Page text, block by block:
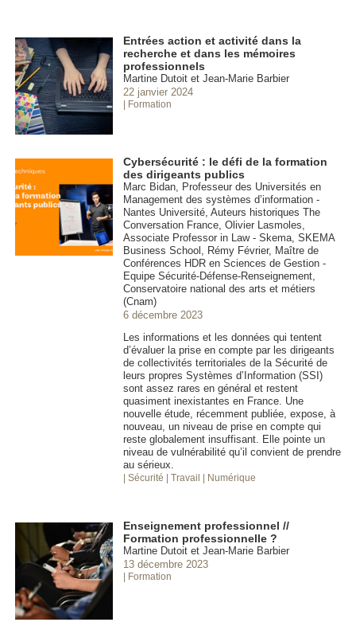
Entrées action et activité dans la
recherche et dans les mémoires
professionnels
Martine Dutoit et Jean-Marie Barbier
22 janvier 2024
| Formation
Cybersécurité : le défi de la formation
des dirigeants publics
Marc Bidan, Professeur des Universités en
Management des systèmes d’information -
Nantes Université, Auteurs historiques The
Conversation France, Olivier Lasmoles,
Associate Professor in Law - Skema, SKEMA
Business School, Rémy Février, Maître de
Conférences HDR en Sciences de Gestion -
Equipe Sécurité-Défense-Renseignement,
Conservatoire national des arts et métiers
(Cnam)
6 décembre 2023
Les informations et les données qui tentent
d’évaluer la prise en compte par les dirigeants
de collectivités territoriales de la Sécurité de
leurs propres Systèmes d’Information (SSI)
sont assez rares en général et restent
quasiment inexistantes en France. Une
nouvelle étude, récemment publiée, expose, à
nouveau, un niveau de prise en compte qui
reste globalement insuffisant. Elle pointe un
niveau de vulnérabilité qu’il convient de prendre
au sérieux.
| Sécurité | Travail | Numérique
Enseignement professionnel //
Formation professionnelle ?
Martine Dutoit et Jean-Marie Barbier
13 décembre 2023
| Formation